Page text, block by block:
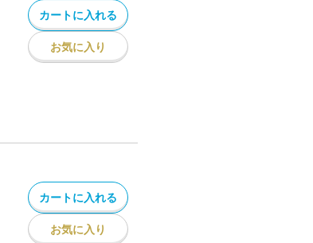
カートに入れる
お気に入り
カートに入れる
お気に入り